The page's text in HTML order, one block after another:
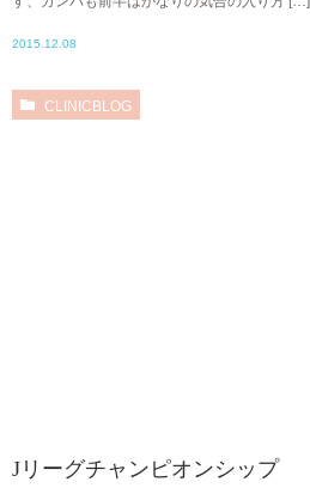
2015.12.08
CLINICBLOG
Jリーグチャンピオンシップ